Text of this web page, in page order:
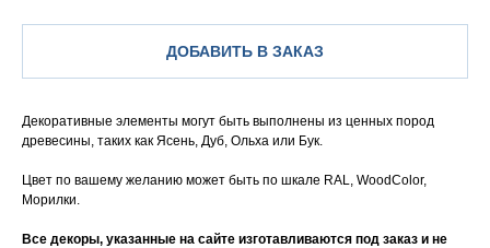
ДОБАВИТЬ В ЗАКАЗ
Декоративные элементы могут быть выполнены из ценных пород
древесины, таких как Ясень, Дуб, Ольха или Бук.
Цвет по вашему желанию может быть по шкале RAL, WoodColor,
Морилки.
Все декоры, указанные на сайте изготавливаются под заказ и не